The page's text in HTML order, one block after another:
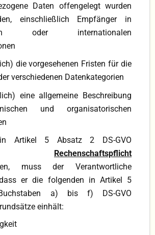
Daten offengelegt wurden
ein­schließlich Empfänger in
oder internationalen
die vorgesehenen Fristen für die
verschiedenen Datenkategorien
eine allgemeine Beschreibung
und organisatorischen
Artikel 5 Absatz 2 DS-GVO
Rechenschaftspflicht
muss der Verant­wortliche
er die folgenden in Artikel 5
a) bis f) DS-GVO
einhält: